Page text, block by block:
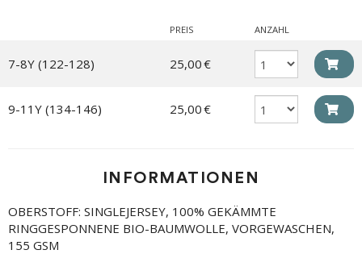
PREIS ANZAHL
7-8Y (122-128) 25,00 €
9-11Y (134-146) 25,00 €
INFORMATIONEN
OBERSTOFF: SINGLEJERSEY, 100% GEKÄMMTE
RINGGESPONNENE BIO-BAUMWOLLE, VORGEWASCHEN,
155 GSM